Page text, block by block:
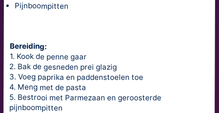
Pijnboompitten
Bereiding:
1. Kook de penne gaar
2. Bak de gesneden prei glazig
3. Voeg paprika en paddenstoelen toe
4. Meng met de pasta
5. Bestrooi met Parmezaan en geroosterde
pijnboompitten